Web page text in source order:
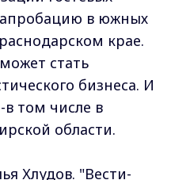
в южных
крае.
стать
бизнеса. И
в том числе в
области.
Хлудов. "Вести-